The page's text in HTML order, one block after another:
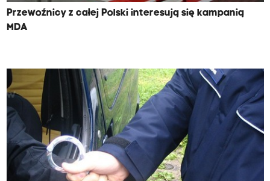
Przewoźnicy z całej Polski interesują się kampanią
MDA